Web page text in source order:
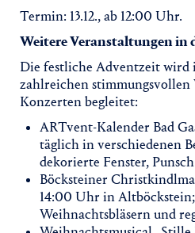
Termin: 13.12., ab 12:00 Uhr.
Weitere Veranstaltungen in
Die festliche Adventzeit wird
zahlreichen stimmungsvollen
Konzerten begleitet:
ARTvent-Kalender Bad
täglich in verschiedenen
dekorierte Fenster,
Böcksteiner
14:00 Uhr in
Weihnachtsbläsern und